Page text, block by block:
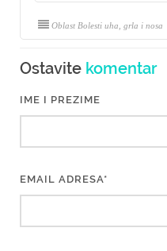
Oblast Bolesti uha, grla i nosa
Ostavite komentar
IME I PREZIME
EMAIL ADRESA*